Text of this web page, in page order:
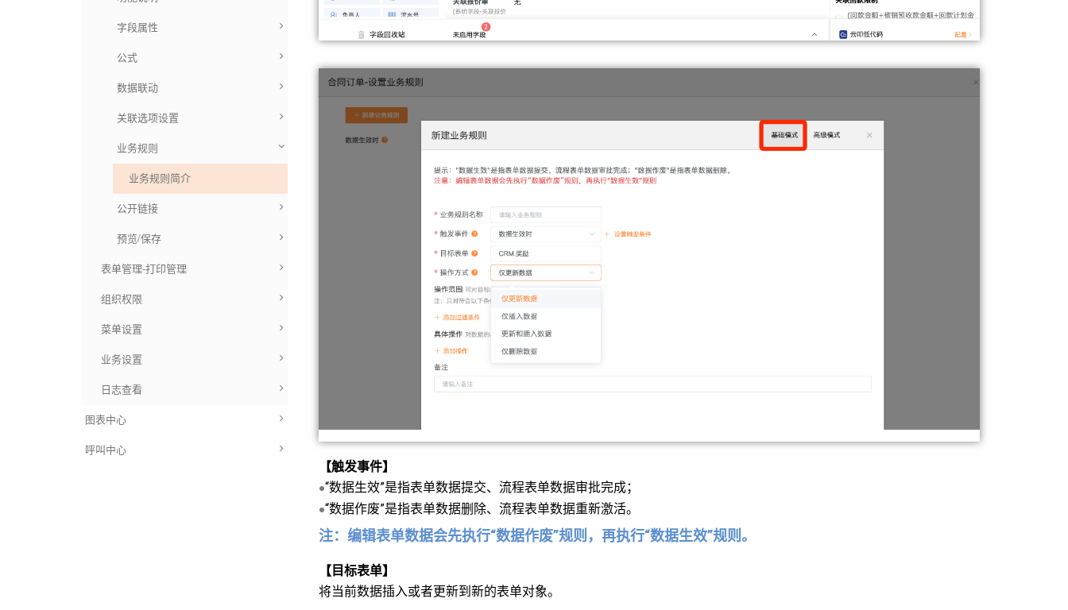
字段属性
公式
数据联动
关联选项设置
业务规则
业务规则简介
公开链接
预览/保存
表单管理-打印管理
组织权限
菜单设置
业务设置
日志查看
图表中心
呼叫中心
【触发事件】
●“数据生效”是指表单数据提交、流程表单数据审批完成；
●“数据作废”是指表单数据删除、流程表单数据重新激活。
注：编辑表单数据会先执行“数据作废”规则，再执行“数据生效”规则。
【目标表单】
将当前数据插入或者更新到新的表单对象。